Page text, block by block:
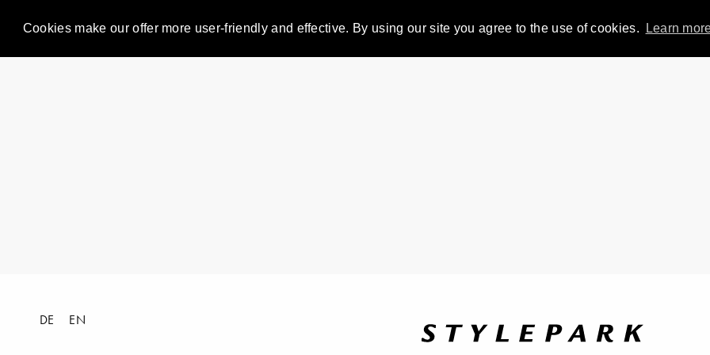
Cookies make our offer more user-friendly and effective. By using our site you agree to the use of cookies. Learn
DE EN